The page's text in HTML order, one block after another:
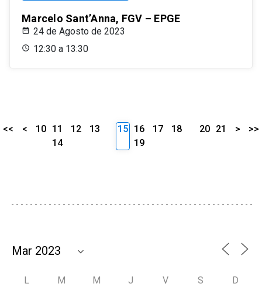
Marcelo Sant’Anna, FGV – EPGE
24 de Agosto de 2023
12:30 a 13:30
<< < 10 11 12
13
14
15 16 17
18
19
20 21 > >>
L M M J V S D